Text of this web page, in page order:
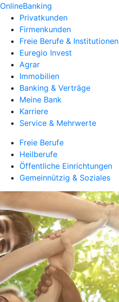
OnlineBanking
Privatkunden
Firmenkunden
Freie Berufe & Institutionen
Euregio Invest
Agrar
Immobilien
Banking & Verträge
Meine Bank
Karriere
Service & Mehrwerte
Freie Berufe
Heilberufe
Öffentliche Einrichtungen
Gemeinnützig & Soziales